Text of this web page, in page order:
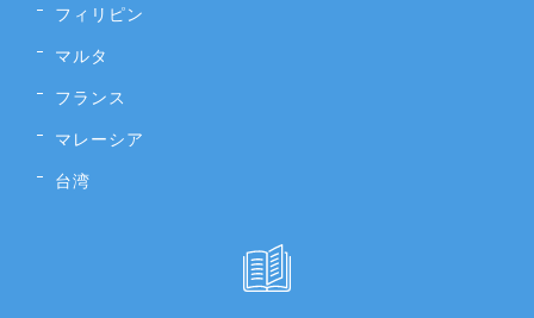
フィリピン
マルタ
フランス
マレーシア
台湾